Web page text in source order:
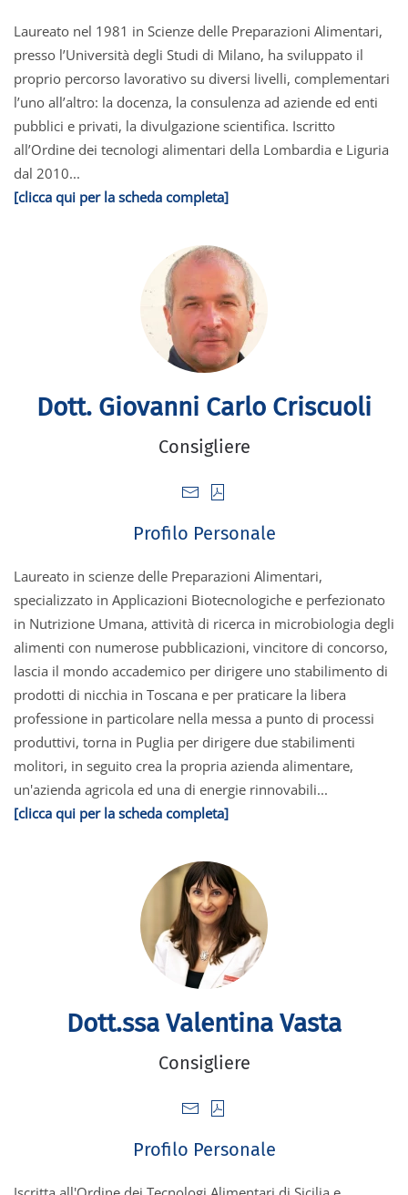
Laureato nel 1981 in Scienze delle Preparazioni Alimentari,
presso l’Università degli Studi di Milano, ha sviluppato il
proprio percorso lavorativo su diversi livelli, complementari
l’uno all’altro: la docenza, la consulenza ad aziende ed enti
pubblici e privati, la divulgazione scientifica. Iscritto
all’Ordine dei tecnologi alimentari della Lombardia e Liguria
dal 2010...
[clicca qui per la scheda completa]
Dott. Giovanni Carlo Criscuoli
Consigliere
Profilo Personale
Laureato in scienze delle Preparazioni Alimentari,
specializzato in Applicazioni Biotecnologiche e perfezionato
in Nutrizione Umana, attività di ricerca in microbiologia degli
alimenti con numerose pubblicazioni, vincitore di concorso,
lascia il mondo accademico per dirigere uno stabilimento di
prodotti di nicchia in Toscana e per praticare la libera
professione in particolare nella messa a punto di processi
produttivi, torna in Puglia per dirigere due stabilimenti
molitori, in seguito crea la propria azienda alimentare,
un'azienda agricola ed una di energie rinnovabili...
[clicca qui per la scheda completa]
Dott.ssa Valentina Vasta
Consigliere
Profilo Personale